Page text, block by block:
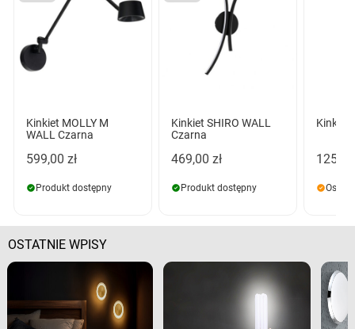
Kinkiet MOLLY M
WALL Czarna
599,00 zł
Produkt dostępny
Kinkiet SHIRO WALL
Czarna
469,00 zł
Produkt dostępny
Kinkiet
125,00
OSTATNIE WPISY